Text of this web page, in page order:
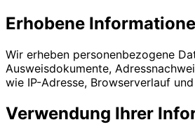
Erhobene
Wir erheben personenbezogene
Ausweisdokumente,
wie IP-Adresse, Browserverlauf
Verwendung Ihrer